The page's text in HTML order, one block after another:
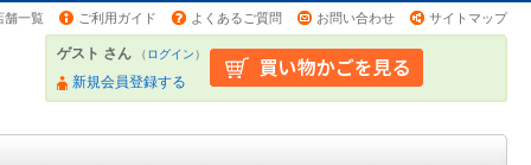
舗一覧 ご利用ガイド よくあるご質問 お問い合わせ サイトマップ
ゲスト さん （ログイン）
新規会員登録する